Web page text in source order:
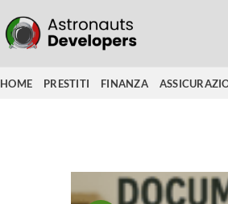
HOME PRESTITI FINANZA